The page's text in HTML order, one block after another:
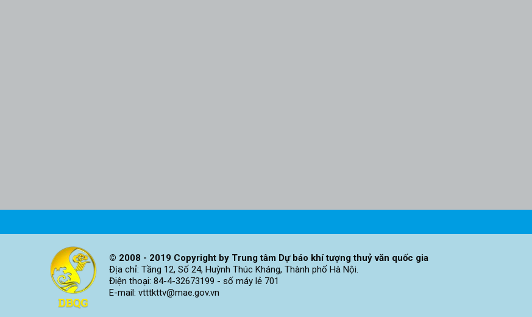
© 2008 - 2019 Copyright by Trung tâm Dự báo khí tượng thuỷ văn quốc gia
Địa chỉ: Tầng 12, Số 24, Huỳnh Thúc Kháng, Thành phố Hà Nội.
Điện thoại: 84-4-32673199 - số máy lẻ 701
E-mail: vtttkttv@mae.gov.vn